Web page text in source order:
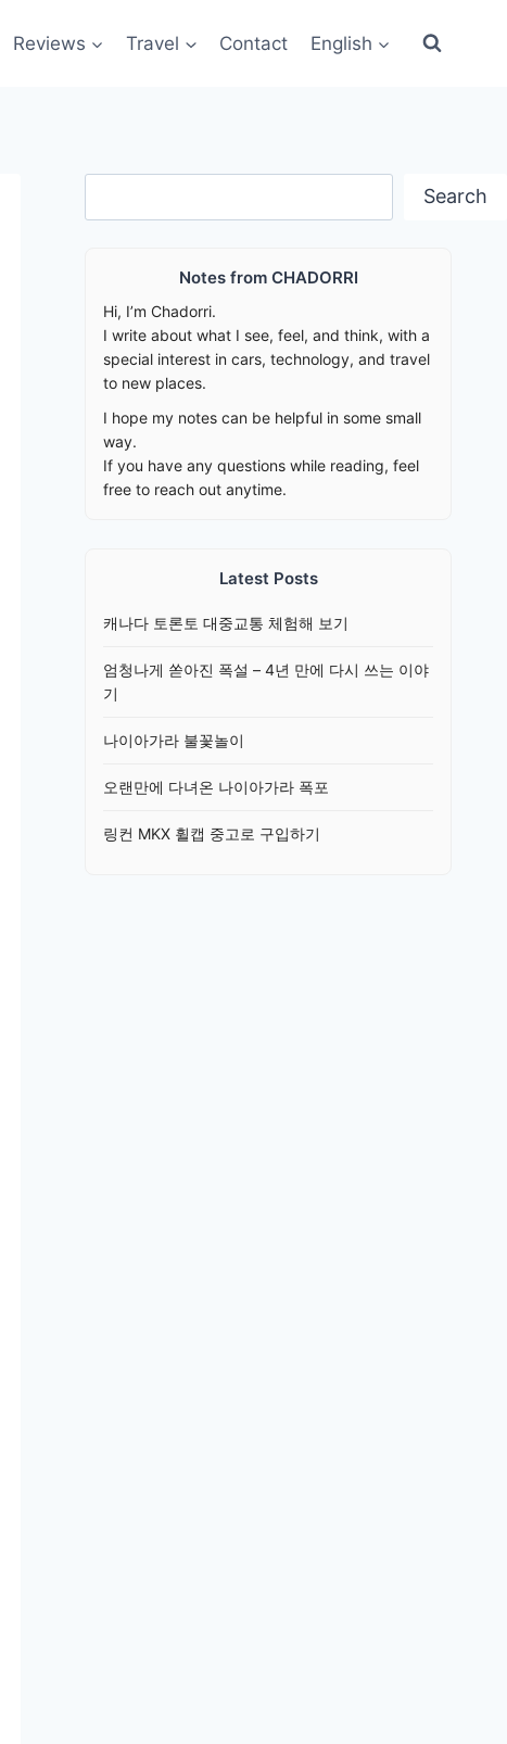
Reviews Travel Contact English
Search
Notes from CHADORRI
Hi, I’m Chadorri.
I write about what I see, feel, and think, with a
special interest in cars, technology, and travel
to new places.
I hope my notes can be helpful in some small
way.
If you have any questions while reading, feel
free to reach out anytime.
Latest Posts
캐나다 토론토 대중교통 체험해 보기
엄청나게 쏟아진 폭설 – 4년 만에 다시 쓰는 이야
기
나이아가라 불꽃놀이
오랜만에 다녀온 나이아가라 폭포
링컨 MKX 휠캡 중고로 구입하기